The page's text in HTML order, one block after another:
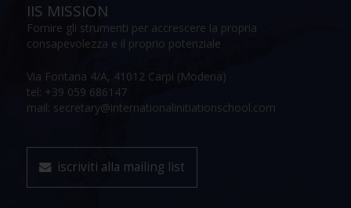
IIS MISSION
Fornire gli strumenti per accrescere la propria
consapevolezza e il proprio potenziale
Via Fontana 4/A, 41012 Carpi (Modena)
tel: +39 059 686147
mail: secretary@internationalinitiationschool.com
iscriviti alla mailing list